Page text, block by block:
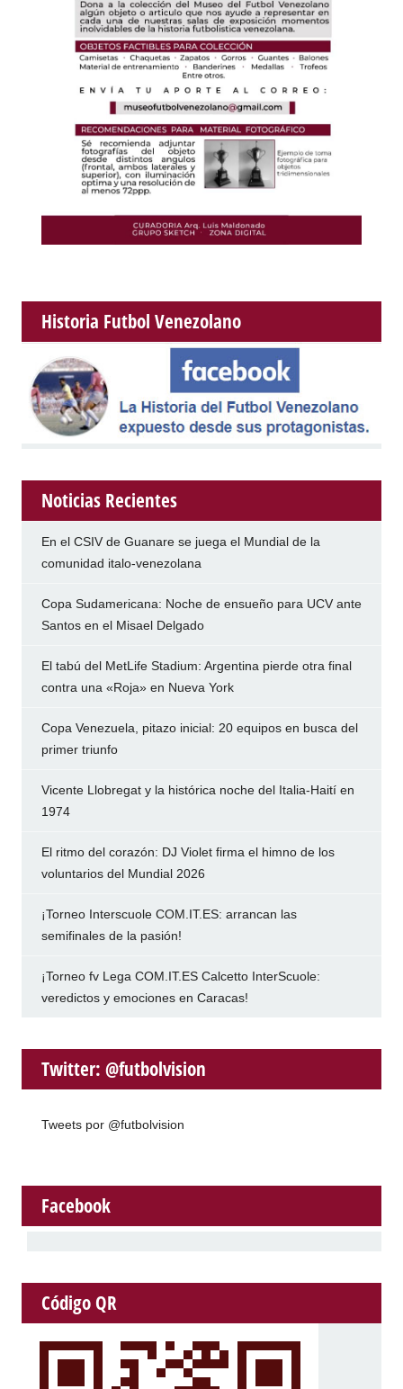
Historia Futbol Venezolano
Noticias Recientes
En el CSIV de Guanare se juega el Mundial de la
comunidad italo-venezolana
Copa Sudamericana: Noche de ensueño para UCV ante
Santos en el Misael Delgado
El tabú del MetLife Stadium: Argentina pierde otra final
contra una «Roja» en Nueva York
Copa Venezuela, pitazo inicial: 20 equipos en busca del
primer triunfo
Vicente Llobregat y la histórica noche del Italia-Haití en
1974
El ritmo del corazón: DJ Violet firma el himno de los
voluntarios del Mundial 2026
¡Torneo Interscuole COM.IT.ES: arrancan las
semifinales de la pasión!
¡Torneo fv Lega COM.IT.ES Calcetto InterScuole:
veredictos y emociones en Caracas!
Twitter: @futbolvision
Tweets por @futbolvision
Facebook
Código QR